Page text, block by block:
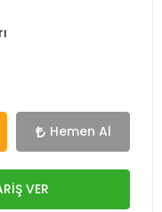
Hemen Al
VER